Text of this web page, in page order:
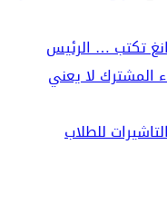
تكتب … الرئيس
المشترك لا يعني
للطلاب